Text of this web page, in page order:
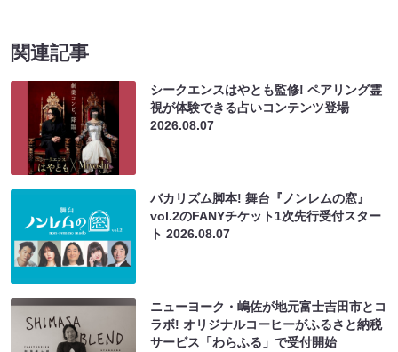
関連記事
シークエンスはやとも監修! ペアリング霊
視が体験できる占いコンテンツ登場
2026.08.07
バカリズム脚本! 舞台『ノンレムの窓』
vol.2のFANYチケット1次先行受付スター
ト2026.08.07
ニューヨーク・嶋佐が地元富士吉田市とコ
ラボ! オリジナルコーヒーがふるさと納税
サービス「わらふる」で受付開始